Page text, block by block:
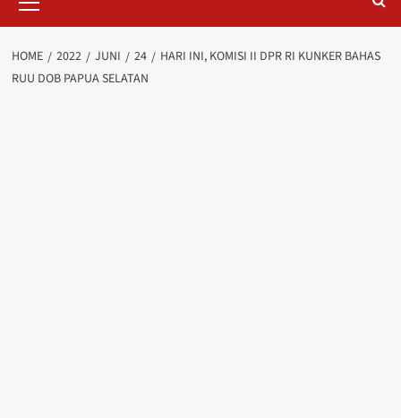
Menu
HOME 2022 JUNI 24
HARI INI, KOMISI II DPR RI KUNKER BAHAS
RUU DOB PAPUA SELATAN